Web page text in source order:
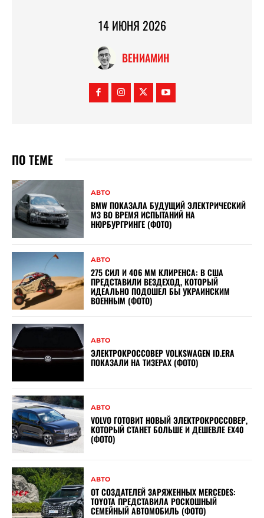
14 ИЮНЯ 2026
ВЕНИАМИН
ПО ТЕМЕ
АВТО
BMW ПОКАЗАЛА БУДУЩИЙ ЭЛЕКТРИЧЕСКИЙ
M3 ВО ВРЕМЯ ИСПЫТАНИЙ НА
НЮРБУРГРИНГЕ (ФОТО)
АВТО
275 СИЛ И 406 ММ КЛИРЕНСА: В США
ПРЕДСТАВИЛИ ВЕЗДЕХОД, КОТОРЫЙ
ИДЕАЛЬНО ПОДОШЕЛ БЫ УКРАИНСКИМ
ВОЕННЫМ (ФОТО)
АВТО
ЭЛЕКТРОКРОССОВЕР VOLKSWAGEN ID.ERA
ПОКАЗАЛИ НА ТИЗЕРАХ (ФОТО)
АВТО
VOLVO ГОТОВИТ НОВЫЙ ЭЛЕКТРОКРОССОВЕР,
КОТОРЫЙ СТАНЕТ БОЛЬШЕ И ДЕШЕВЛЕ EX40
(ФОТО)
АВТО
ОТ СОЗДАТЕЛЕЙ ЗАРЯЖЕННЫХ MERCEDES:
TOYOTA ПРЕДСТАВИЛА РОСКОШНЫЙ
СЕМЕЙНЫЙ АВТОМОБИЛЬ (ФОТО)